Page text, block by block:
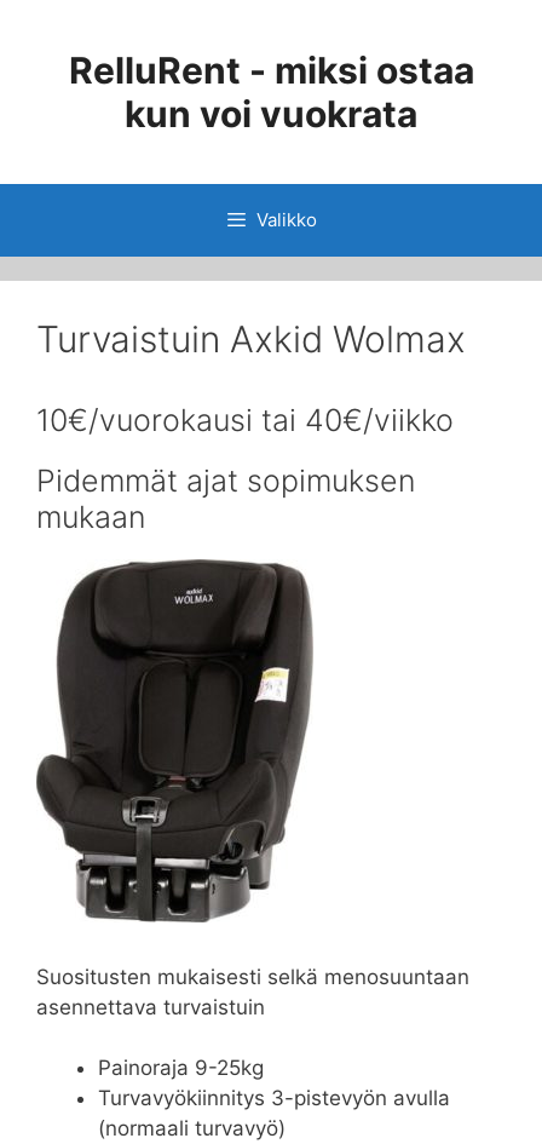
RelluRent - miksi ostaa
kun voi vuokrata
Valikko
Turvaistuin Axkid Wolmax
10€/vuorokausi tai 40€/viikko
Pidemmät ajat sopimuksen
mukaan
Suositusten mukaisesti selkä menosuuntaan
asennettava turvaistuin
Painoraja 9-25kg
Turvavyökiinnitys 3-pistevyön avulla
(normaali turvavyö)